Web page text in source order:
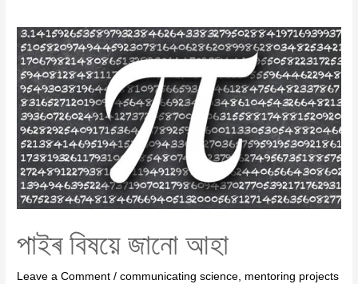
পাইৰ বিষয়ে জানো আহা
Leave a Comment /communicating science, mentoring projects
পাইৰ
বিষয়ে
জানো
আহা